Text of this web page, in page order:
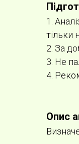
1.
тільки
2. За
3. Не
4.
Опис